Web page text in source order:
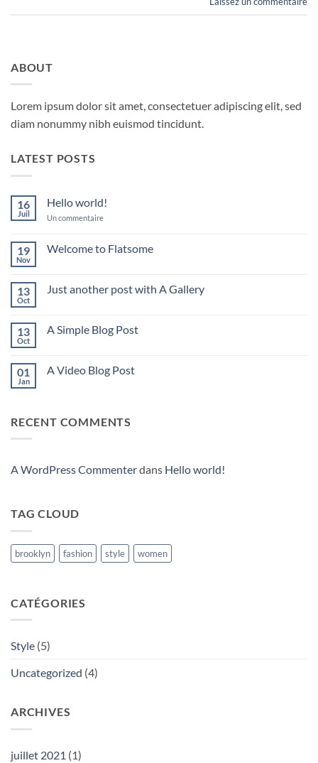
ABOUT
Lorem ipsum dolor sit amet, consectetuer adipiscing elit, sed
diam nonummy nibh euismod tincidunt.
LATEST POSTS
16
Juil
Hello world!
Un commentairesur
19
Nov
Welcome to Flatsome
Welcome
13
Oct
Just another post with A Gallery
Just
A
Gallery
13
Oct
A Simple Blog Post
A
01
Jan
A Video Blog Post
Video
RECENT COMMENTS
A WordPress Commenterdans Hello world!
TAG CLOUD
brooklyn fashion style women
CATÉGORIES
Style (5)
Uncategorized (4)
ARCHIVES
juillet 2021 (1)